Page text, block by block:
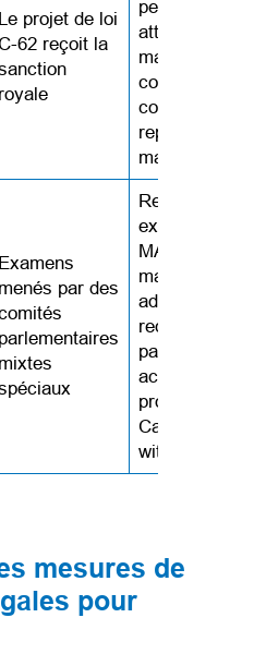
Le projet de loi
62 reçoit la
royale
personnes
atteintes
maladie
comme seule
condition est
reportée au
mars 2027.
Examens
menés par des
parlementaires
mixtes
Reviewing
expansion of
MAiD to
mature
advance
requests, and
palliative care
access and
protection for
Canadians
with
mesures de
pour